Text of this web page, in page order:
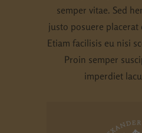
semper vitae. Sed
justo posuere placerat
Etiam facilisis eu nisi
Proin semper
imperdiet
Essenziell (1)
Essenzielle Cookies ermöglichen
sind für die einwandfreie
Cookie-
Externe Medien (5)
Medien akzeptiert werden, bedarf
keiner manuellen Einwilligung mehr.